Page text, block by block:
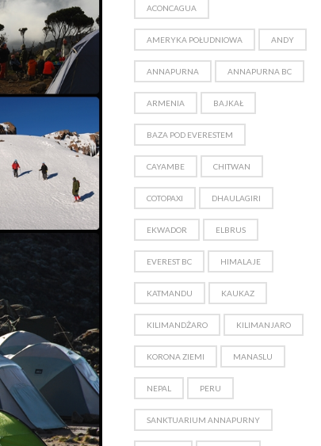
ACONCAGUA
AMERYKA POŁUDNIOWA ANDY
ANNAPURNA ANNAPURNA BC
ARMENIA BAJKAŁ
BAZA POD EVERESTEM
CAYAMBE CHITWAN
COTOPAXI DHAULAGIRI
EKWADOR ELBRUS
EVEREST BC HIMALAJE
KATMANDU KAUKAZ
KILIMANDŻARO KILIMANJARO
KORONA ZIEMI MANASLU
NEPAL PERU
SANKTUARIUM ANNAPURNY